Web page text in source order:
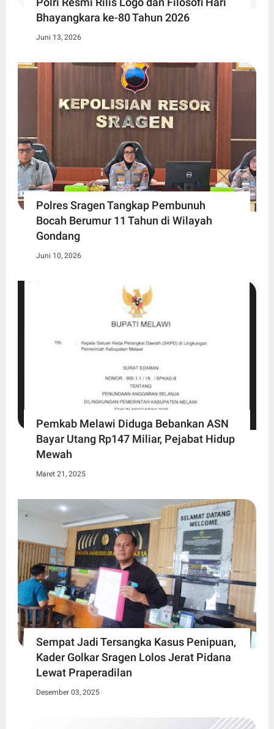
Bhayangkara ke-80 Tahun 2026
Juni 13, 2026
Polres Sragen Tangkap Pembunuh
Bocah Berumur 11 Tahun di Wilayah
Gondang
Juni 10, 2026
Pemkab Melawi Diduga Bebankan ASN
Bayar Utang Rp147 Miliar, Pejabat Hidup
Mewah
Maret 21, 2025
Sempat Jadi Tersangka Kasus Penipuan,
Kader Golkar Sragen Lolos Jerat Pidana
Lewat Praperadilan
Desember 03, 2025